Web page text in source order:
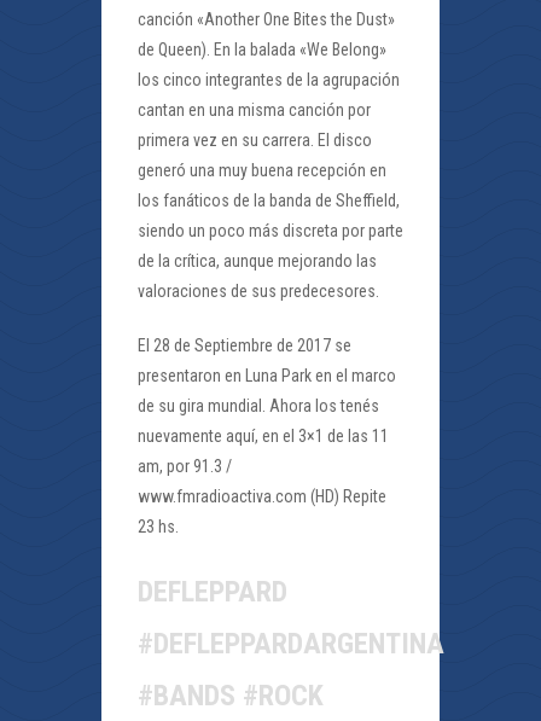
canción «Another One Bites the Dust»
de Queen). En la balada «We Belong»
los cinco integrantes de la agrupación
cantan en una misma canción por
primera vez en su carrera. El disco
generó una muy buena recepción en
los fanáticos de la banda de Sheffield,
siendo un poco más discreta por parte
de la crítica, aunque mejorando las
valoraciones de sus predecesores.
El 28 de Septiembre de 2017 se
presentaron en Luna Park en el marco
de su gira mundial. Ahora los tenés
nuevamente aquí, en el 3×1 de las 11
am, por 91.3 /
www.fmradioactiva.com (HD) Repite
23 hs.
DEFLEPPARD
#DEFLEPPARDARGENTINA
#BANDS #ROCK